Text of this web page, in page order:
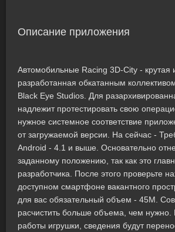
Описание приложения
Автомобильные Racing 3D-City - крутая
разработанная обкатанным
Black Eye Studios. Для
надлежит протестировать свою
нужное системное соответствие
от загружаемой версии. На сейчас -
Android - 4.1 и выше. Основательно
заданному положению, так как это
разработчика. После этого проверьте
доступном смартфоне вакантного
для вас обязательный объем - 45M.
расчистить больше объема, чем нужно.
работы игрушки, сведения будут